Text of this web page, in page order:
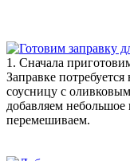
1. Сначала
Заправке
соусницу с
добавляем небольшое
перемешиваем.